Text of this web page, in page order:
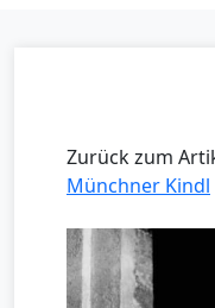
Zurück zum
Münchner Kindl